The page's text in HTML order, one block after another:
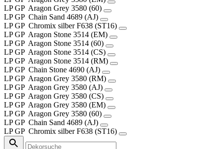
LP GP Aragon Grey 3580 (60)
LP GP Chain Sand 4689 (AJ)
LP GP Chromix silber F638 (ST16)
LP GP Aragon Stone 3514 (EM)
LP GP Aragon Stone 3514 (60)
LP GP Aragon Stone 3514 (CS)
LP GP Aragon Stone 3514 (RM)
LP GP Chain Stone 4690 (AJ)
LP GP Aragon Grey 3580 (RM)
LP GP Aragon Grey 3580 (AJ)
LP GP Aragon Grey 3580 (CS)
LP GP Aragon Grey 3580 (EM)
LP GP Aragon Grey 3580 (60)
LP GP Chain Sand 4689 (AJ)
LP GP Chromix silber F638 (ST16)